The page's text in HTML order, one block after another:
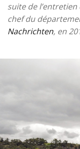
suite de l’entretien
chef du
Nachrichten, en